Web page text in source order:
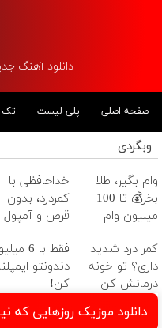
دانلود آهنگ جدید 1404 در
صفحه اصلی پلی لیست تک
وبگردی
وام بگیر، طلا
بخر💰 تا 100
میلیون وام
ضامن
خداحافظی با
کمردرد، بدون
قرص و آمپول
کمر درد شدید
داری؟ تو خونه
درمانش کن
(◂پرسش‌نامه رو
پرکن)
فقط با 6
دندونتو
کن!
دانلود موزیک روزهایی که